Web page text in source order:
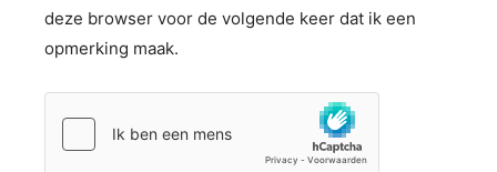
deze browser voor de volgende keer dat ik een
opmerking maak.